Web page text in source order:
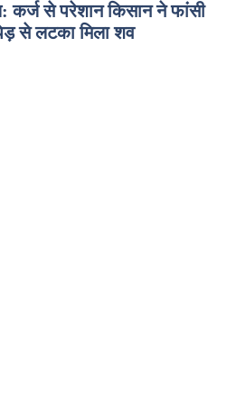
से परेशान किसान ने फांसी
से लटका मिला शव